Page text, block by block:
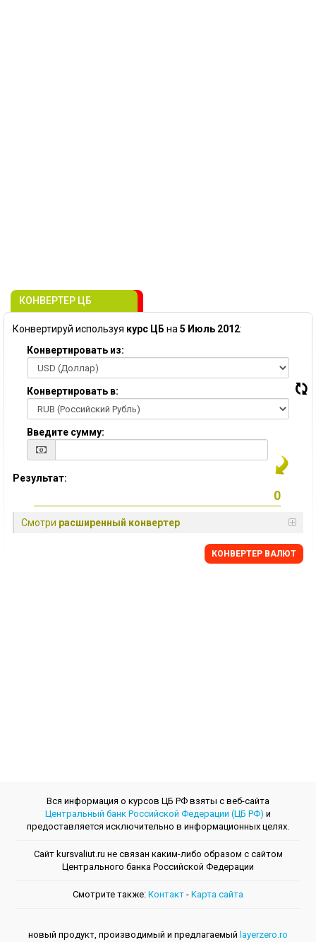
КОНВЕРТЕР ЦБ
Конвертируй используя курс ЦБ на 5 Июль 2012:
Конвертировать из:
Конвертировать в:
Введите сумму:
Результат:
Смотри расширенный конвертер
КОНВЕРТЕР ВАЛЮТ
Вся информация о курсов ЦБ РФ взяты с веб-сайта
Центральный банк Российской Федерации (ЦБ РФ) и
предоставляется исключительно в информационных целях.
Сайт kursvaliut.ru не связан каким-либо образом с сайтом
Центрального банкa Российской Федерации
Смотрите также: Контакт - Kарта сайта
новый продукт, производимый и предлагаемый layerzero.ro